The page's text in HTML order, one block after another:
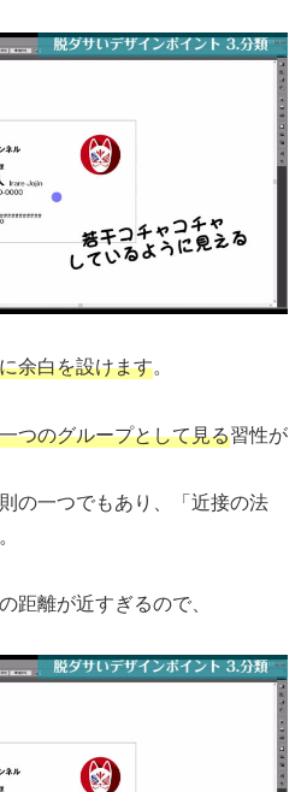
余白を設けます。
つのグループとして見る習性が
の一つでもあり、「近接の法
距離が近すぎるので、